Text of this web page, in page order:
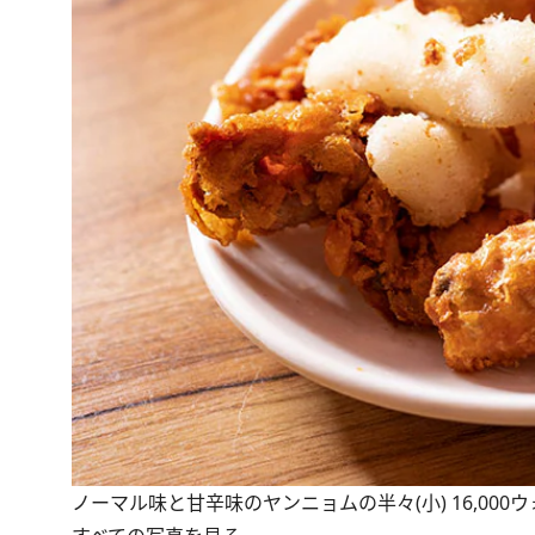
ノーマル味と甘辛味のヤンニョムの半々(小) 16,000ウ